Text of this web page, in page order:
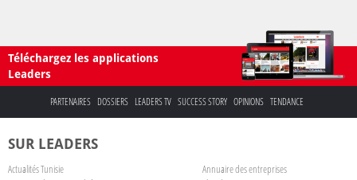
Téléchargez les applications
Leaders
PARTENAIRES DOSSIERS LEADERS TV SUCCESS STORY OPINIONS TENDANCE
SUR LEADERS
Actualités Tunisie
Annuaire des entreprises